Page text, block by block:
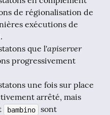
de régionalisation de
exécutions de
que l'apiserver
progressivement
une fois sur place
arrêté, mais
bambino
sont